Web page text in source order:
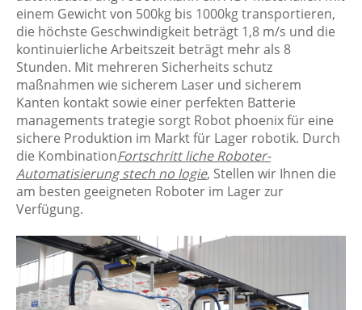
einem Gewicht von 500kg bis 1000kg transportieren,
die höchste Geschwindigkeit beträgt 1,8 m/s und die
kontinuierliche Arbeitszeit beträgt mehr als 8
Stunden. Mit mehreren Sicherheits schutz
maßnahmen wie sicherem Laser und sicherem
Kanten kontakt sowie einer perfekten Batterie
managements trategie sorgt Robot phoenix für eine
sichere Produktion im Markt für Lager robotik. Durch
die KombinationFortschritt liche Roboter-
Automatisierung stech no logie, Stellen wir Ihnen die
am besten geeigneten Roboter im Lager zur
Verfügung.